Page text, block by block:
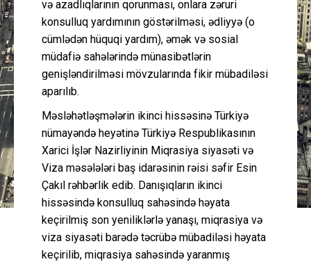
və azadlıqlarının qorunması, onlara zəruri
konsulluq yardımının göstərilməsi, ədliyyə (o
cümlədən hüquqi yardım), əmək və sosial
müdafiə sahələrində münasibətlərin
genişləndirilməsi mövzularında fikir mübadiləsi
aparılıb.
Məsləhətləşmələrin ikinci hissəsinə Türkiyə
nümayəndə heyətinə Türkiyə Respublikasının
Xarici İşlər Nazirliyinin Miqrasiya siyasəti və
Viza məsələləri baş idarəsinin rəisi səfir Esin
Çakıl rəhbərlik edib. Danışıqların ikinci
hissəsində konsulluq sahəsində həyata
keçirilmiş son yeniliklərlə yanaşı, miqrasiya və
viza siyasəti barədə təcrübə mübadiləsi həyata
keçirilib, miqrasiya sahəsində yaranmış